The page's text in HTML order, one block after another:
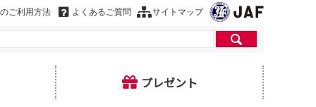
ご利用方法 よくあるご質問 サイトマップ
プレゼント